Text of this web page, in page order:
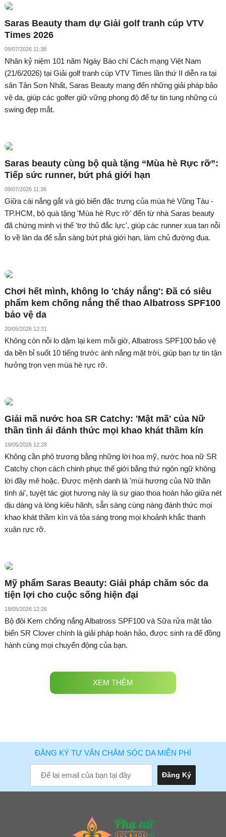
Saras Beauty tham dự Giải golf tranh cúp VTV
Times 2026
09/07/2026 11:38
Nhân kỷ niệm 101 năm Ngày Báo chí Cách mạng Việt Nam
(21/6/2026) tại Giải golf tranh cúp VTV Times lần thứ II diễn ra tại
sân Tân Sơn Nhất, Saras Beauty mang đến những giải pháp bảo
vệ da, giúp các golfer giữ vững phong độ để tự tin tung những cú
swing đẹp mắt.
Saras beauty cùng bộ quà tặng “Mùa hè Rực rỡ”:
Tiếp sức runner, bứt phá giới hạn
09/07/2026 11:36
Giữa cái nắng gắt và gió biển đặc trưng của mùa hè Vũng Tàu -
TP.HCM, bộ quà tặng 'Mùa hè Rực rỡ' đến từ nhà Saras beauty
đã chứng minh vị thế 'trợ thủ đắc lực', giúp các runner xua tan nỗi
lo về làn da để sẵn sàng bứt phá giới hạn, làm chủ đường đua.
Chơi hết mình, không lo 'cháy nắng': Đã có siêu
phẩm kem chống nắng thể thao Albatross SPF100
bảo vệ da
20/05/2026 12:31
Không còn nỗi lo dặm lại kem mỗi giờ, Albatross SPF100 bảo vệ
da bền bỉ suốt 10 tiếng trước ánh nắng mặt trời, giúp bạn tự tin tận
hưởng trọn vẹn mùa hè rực rỡ.
Giải mã nước hoa SR Catchy: 'Mật mã' của Nữ
thần tình ái đánh thức mọi khao khát thầm kín
19/05/2026 12:28
Không cần phô trương bằng những lời hoa mỹ, nước hoa nữ SR
Catchy chọn cách chinh phục thế giới bằng thứ ngôn ngữ không
lời đầy mê hoặc. Được mệnh danh là 'mùi hương của Nữ thần
tình ái', tuyệt tác giọt hương này là sự giao thoa hoàn hảo giữa nét
dịu dàng và lòng kiêu hãnh, sẵn sàng cùng nàng đánh thức mọi
khao khát thầm kín và tỏa sáng trong mọi khoảnh khắc thanh
xuân rực rỡ.
Mỹ phẩm Saras Beauty: Giải pháp chăm sóc da
tiện lợi cho cuộc sống hiện đại
18/05/2026 12:26
Bộ đôi Kem chống nắng Albatross SPF100 và Sữa rửa mặt tảo
biển SR Clover chính là giải pháp hoàn hảo, được sinh ra để đồng
hành cùng mọi chuyển động của bạn.
XEM THÊM
ĐĂNG KÝ TƯ VẤN CHĂM SÓC DA MIỄN PHÍ